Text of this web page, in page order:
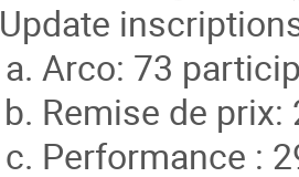
Update
Arco: 73
Remise de
Performance :